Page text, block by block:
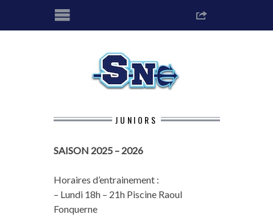
JUNIORS
SAISON 2025 – 2026
Horaires d’entrainement :
– Lundi 18h – 21h Piscine Raoul
Fonquerne